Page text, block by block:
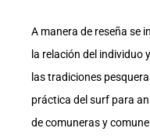
A manera de reseña se
la relación del individuo
las tradiciones
práctica del surf para
de comuneras y